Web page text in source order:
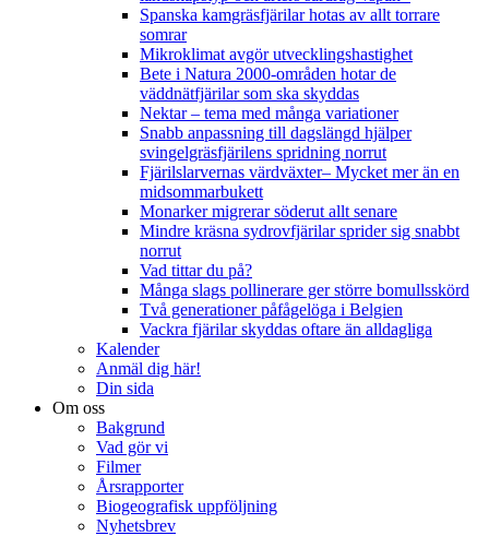
Spanska kamgräsfjärilar hotas av allt torrare
somrar
Mikroklimat avgör utvecklingshastighet
Bete i Natura 2000-områden hotar de
väddnätfjärilar som ska skyddas
Nektar – tema med många variationer
Snabb anpassning till dagslängd hjälper
svingelgräsfjärilens spridning norrut
Fjärilslarvernas värdväxter– Mycket mer än en
midsommarbukett
Monarker migrerar söderut allt senare
Mindre kräsna sydrovfjärilar sprider sig snabbt
norrut
Vad tittar du på?
Många slags pollinerare ger större bomullsskörd
Två generationer påfågelöga i Belgien
Vackra fjärilar skyddas oftare än alldagliga
Kalender
Anmäl dig här!
Din sida
Om oss
Bakgrund
Vad gör vi
Filmer
Årsrapporter
Biogeografisk uppföljning
Nyhetsbrev